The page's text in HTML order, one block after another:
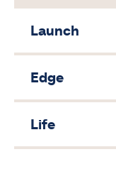
Launch
Edge
Life